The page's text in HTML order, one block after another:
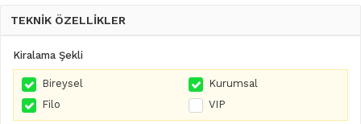
TEKNİK ÖZELLİKLER
Kiralama Şekli
Bireysel
Kurumsal
Filo
VIP